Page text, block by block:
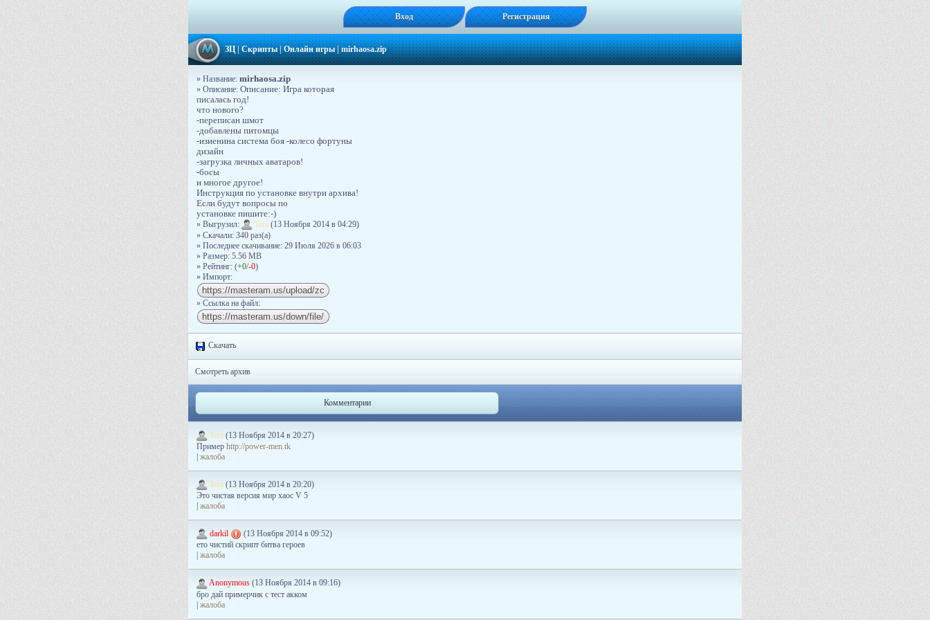
Вход Регистрация
ЗЦ|Скрипты|Онлайн игры|mirhaosa.zip
» Название: mirhaosa.zip
» Описание: Описание: Игра которая
писалась год!
что нового?
-переписан шмот
-добавлены питомцы
-изиенина система боя -колесо фортуны
дизайн
-загрузка личных аватаров!
-босы
и многое другое!
Инструкция по установке внутри архива!
Если будут вопросы по
установке пишите:-)
» Выгрузил:
Tera (13 Ноября 2014 в 04:29)
» Скачали: 340 раз(a)
» Последнее скачивание: 29 Июля 2026 в 06:03
» Размер: 5.56 MB
» Рейтинг: (+0/-0)
» Импорт:
» Ссылка на файл:
Скачать
Смотреть архив
Комментарии
Tera (13 Ноября 2014 в 20:27)
Пример http://power-men.tk
| жалоба
Tera (13 Ноября 2014 в 20:20)
Это чистая версия мир хаос V 5
жалоба
darkil
(13 Ноября 2014 в 09:52)
ето чистий скрипт битва героев
жалоба
Anonymous (13 Ноября 2014 в 09:16)
бро дай примерчик с тест акком
| жалоба